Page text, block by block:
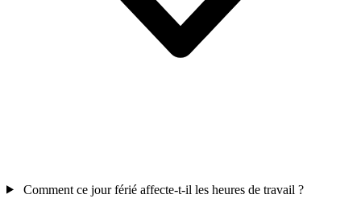
Comment ce jour férié affecte-t-il les heures de travail ?